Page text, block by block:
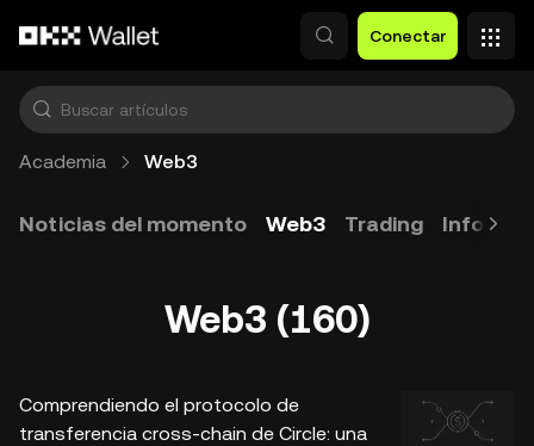
Conectar
Academia Web3
Noticias del momento Web3 Trading
Web3 (160)
Comprendiendo el protocolo de
transferencia cross-chain de Circle: una